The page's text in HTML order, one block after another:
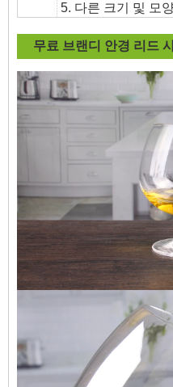
5. 다른 크기 및 모
무료 브랜디 안경 리드